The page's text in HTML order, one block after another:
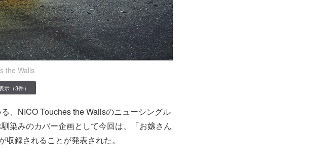
the Walls
示（3件）
、NICO Touches the Wallsのニューシングル
染みのカバー企画として今回は、「お嬢さん
録されることが発表された。